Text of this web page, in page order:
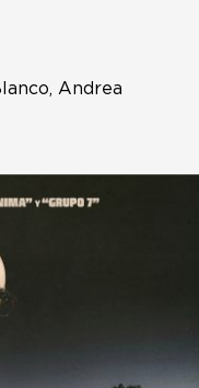
Andrea